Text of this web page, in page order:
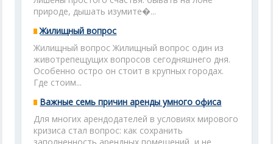
природе, дышать изумите�...
Жилищный вопрос
Жилищный вопрос Жилищный вопрос один из
животрепещущих вопросов сегодняшнего дня.
Особенно остро он стоит в крупных городах.
Где стоим...
Важные семь причин аренды умного офиса
Для многих арендодателей в условиях мирового
кризиса стал вопрос: как сохранить